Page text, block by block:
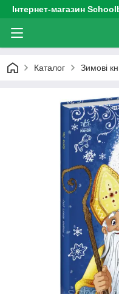
Інтернет-магазин
Каталог Зимові